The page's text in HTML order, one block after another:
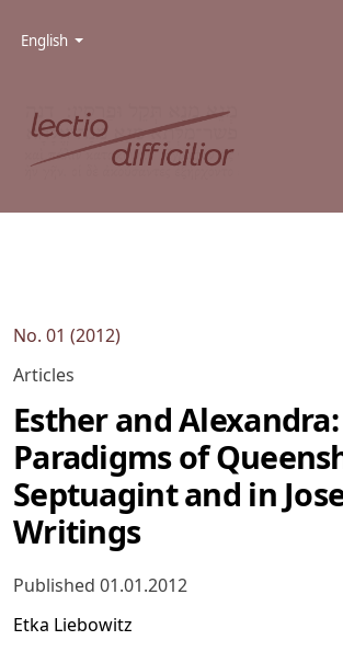
Language
English
Admin menu
No. 01 (2012)
Articles
Esther and Alexandra:
Paradigms of
Septuagint and in
Writings
Published 01.01.2012
Etka Liebowitz